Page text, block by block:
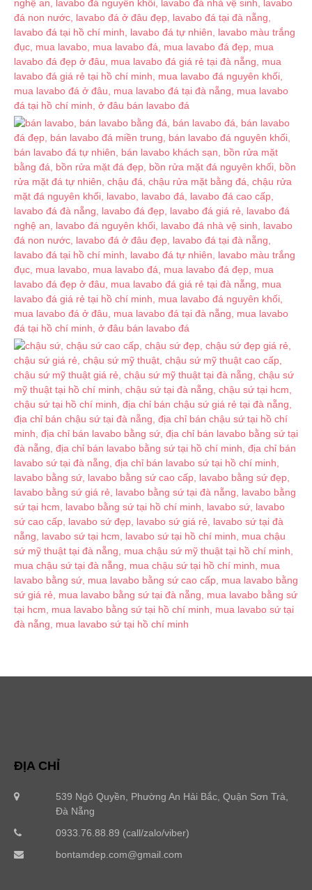
ĐỊA CHỈ
539 Ngô Quyền, Phường An Hải Bắc, Quận Sơn Trà,
Đà Nẵng
0933.76.88.89 (call/zalo/viber)
bontamdep.com@gmail.com